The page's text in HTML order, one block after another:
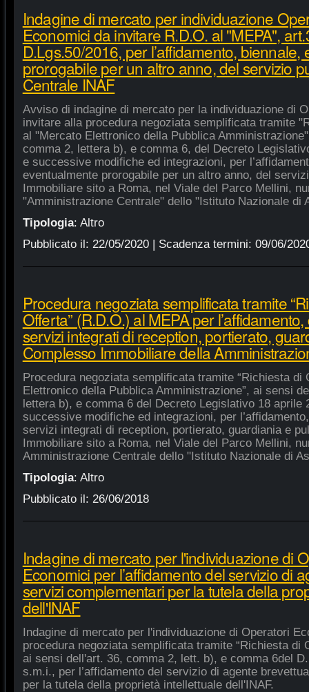
Indagine di mercato per individuazione
Economici da invitare R.D.O. al "MEPA",
D.Lgs.50/2016, per l’affidamento, biennale,
prorogabile per un altro anno, del servizio
Centrale INAF
Avviso di indagine di mercato per la individuazione di
invitare alla procedura negoziata semplificata tramite
al "Mercato Elettronico della Pubblica
comma 2, lettera b), e comma 6, del Decreto
e successive modifiche ed integrazioni, per
eventualmente prorogabile per un altro anno, del
Immobiliare sito a Roma, nel Viale del Parco Mellini,
"Amministrazione Centrale" dello "Istituto Nazionale di
Tipologia: Altro
Pubblicato il: 22/05/2020| Scadenza termini: 09/06/
Procedura negoziata semplificata tramite
Offerta” (R.D.O.) al MEPA per
servizi integrati di reception, portierato,
Complesso Immobiliare della
Procedura negoziata semplificata tramite “Richiesta di
Elettronico della Pubblica Amministrazione”, ai sensi
lettera b), e comma 6 del Decreto Legislativo 18 aprile
successive modifiche ed integrazioni, per
servizi integrati di reception, portierato, guardiania e
Immobiliare sito a Roma, nel Viale del Parco Mellini,
Amministrazione Centrale dello "Istituto Nazionale di
Tipologia: Altro
Pubblicato il: 26/06/2018
Indagine di mercato per l'individuazione di
Economici per l’affidamento del servizio di
servizi complementari per la tutela della
dell'INAF
Indagine di mercato per l'individuazione di Operatori
procedura negoziata semplificata tramite “Richiesta di
ai sensi dell'art. 36, comma 2, lett. b), e comma 6del
s.m.i., per l’affidamento del servizio di agente
per la tutela della proprietà intellettuale dell'INAF.